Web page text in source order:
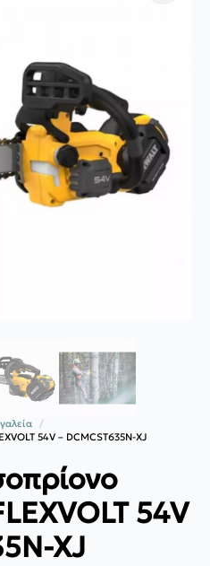
54V – DCMCST635N-XJ
54V
XJ